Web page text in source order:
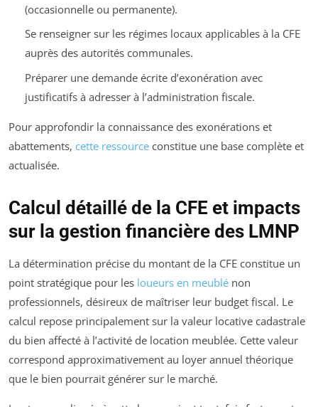
(occasionnelle ou permanente).
Se renseigner sur les régimes locaux applicables à la CFE
auprès des autorités communales.
Préparer une demande écrite d’exonération avec
justificatifs à adresser à l’administration fiscale.
Pour approfondir la connaissance des exonérations et
abattements, cette ressource constitue une base complète et
actualisée.
Calcul détaillé de la CFE et impacts
sur la gestion financière des LMNP
La détermination précise du montant de la CFE constitue un
point stratégique pour les loueurs en meublé non
professionnels, désireux de maîtriser leur budget fiscal. Le
calcul repose principalement sur la valeur locative cadastrale
du bien affecté à l’activité de location meublée. Cette valeur
correspond approximativement au loyer annuel théorique
que le bien pourrait générer sur le marché.